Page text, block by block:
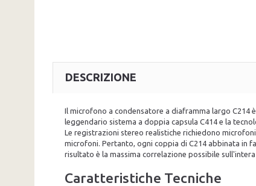
DESCRIZIONE
Il microfono a condensatore a diaframma largo C214
leggendario sistema a doppia capsula C414 e la
Le registrazioni stereo realistiche richiedono
microfoni. Pertanto, ogni coppia di C214 abbinata in
risultato è la massima correlazione possibile
Caratteristiche Tecniche